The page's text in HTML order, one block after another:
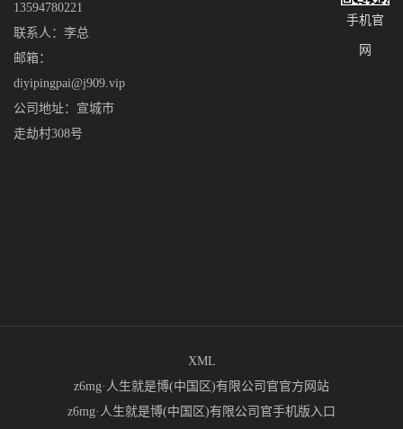
13594780221
联系人：李总
邮箱：
diyipingpai@j909.vip
公司地址：宣城市
走劫村308号
手机官
网
XML
z6mg·人生就是博(中国区)有限公司官官方网站
z6mg·人生就是博(中国区)有限公司官手机版入口